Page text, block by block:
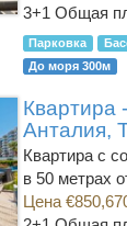
3+1 Общая
Парковка
До моря 300м
Квартира
Анталия,
Квартира с
в 50 метрах
Цена